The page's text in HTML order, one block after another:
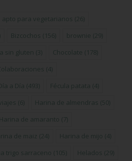
apto para vegetarianos (26)
Bizcochos (156) brownie (29)
sin gluten (3) Chocolate (178)
(4)
a Día (493) Fécula patata (4)
(6) Harina de almendras (50)
Harina de amaranto (7)
de maiz (24) Harina de mijo (4)
trigo sarraceno (105) Helados (29)